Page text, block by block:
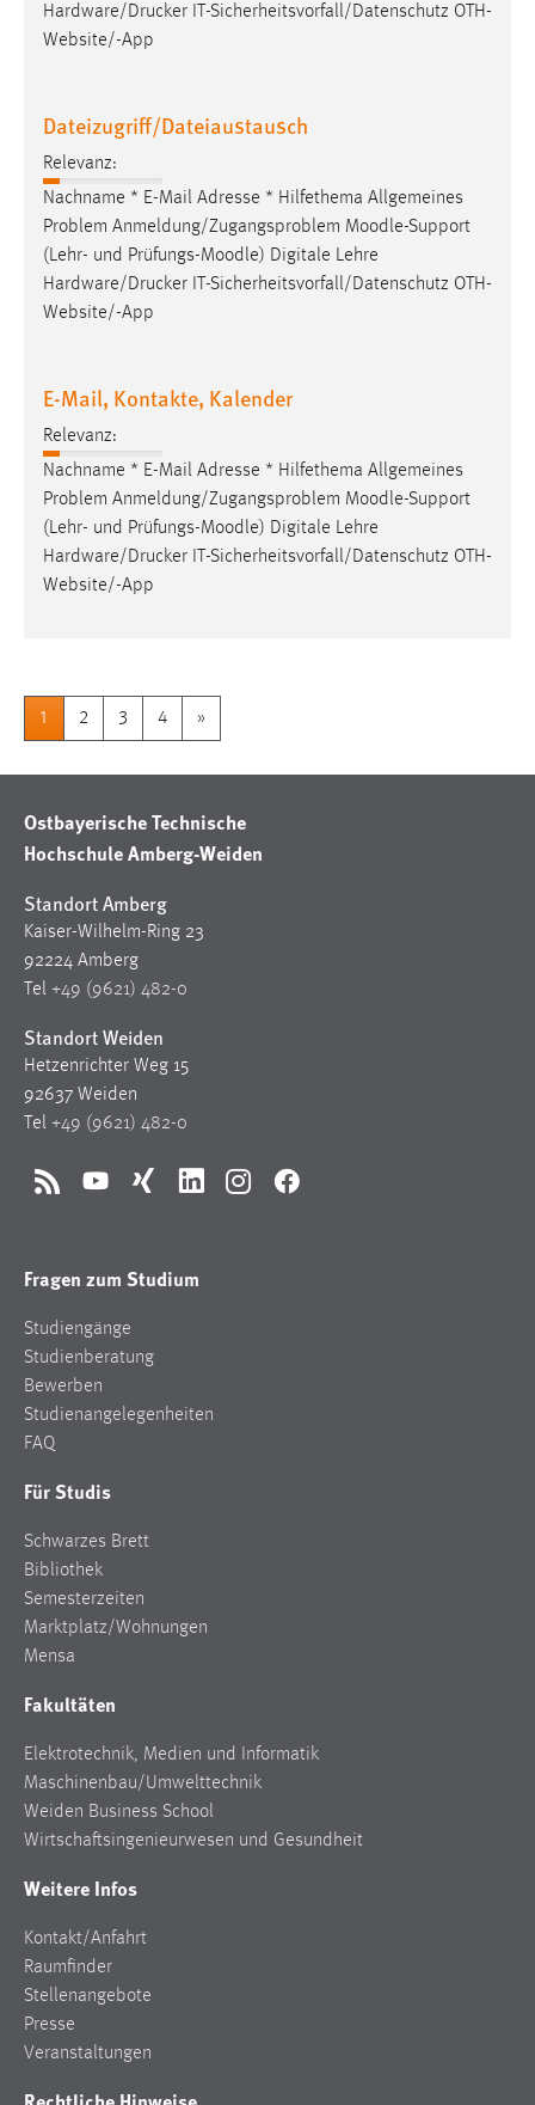
Hardware/Drucker IT-Sicherheitsvorfall/Datenschutz OTH-
Website/-App
Dateizugriff/Dateiaustausch
Relevanz:
Nachname * E-Mail Adresse * Hilfethema Allgemeines
Problem Anmeldung/Zugangsproblem Moodle-Support
(Lehr- und Prüfungs-Moodle) Digitale Lehre
Hardware/Drucker IT-Sicherheitsvorfall/Datenschutz OTH-
Website/-App
E-Mail, Kontakte, Kalender
Relevanz:
Nachname * E-Mail Adresse * Hilfethema Allgemeines
Problem Anmeldung/Zugangsproblem Moodle-Support
(Lehr- und Prüfungs-Moodle) Digitale Lehre
Hardware/Drucker IT-Sicherheitsvorfall/Datenschutz OTH-
Website/-App
1 2 3 4 »
Ostbayerische Technische
Hochschule Amberg-Weiden
Standort Amberg
Kaiser-Wilhelm-Ring 23
92224 Amberg
Tel +49 (9621) 482-0
Standort Weiden
Hetzenrichter Weg 15
92637 Weiden
Tel +49 (9621) 482-0
RSS YouTubeXing LinkedInInstagramFacebook
Fragen zum Studium
Studiengänge
Studienberatung
Bewerben
Studienangelegenheiten
FAQ
Für Studis
Schwarzes Brett
Bibliothek
Semesterzeiten
Marktplatz/Wohnungen
Mensa
Fakultäten
Elektrotechnik, Medien und Informatik
Maschinenbau/Umwelttechnik
Weiden Business School
Wirtschaftsingenieurwesen und Gesundheit
Weitere Infos
Kontakt/Anfahrt
Raumfinder
Stellenangebote
Presse
Veranstaltungen